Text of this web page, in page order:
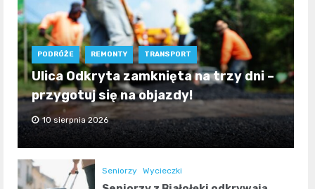
PODRÓŻE REMONTY TRANSPORT
Ulica Odkryta zamknięta na trzy dni –
przygotuj się na objazdy!
10 sierpnia 2026
Seniorzy Wycieczki